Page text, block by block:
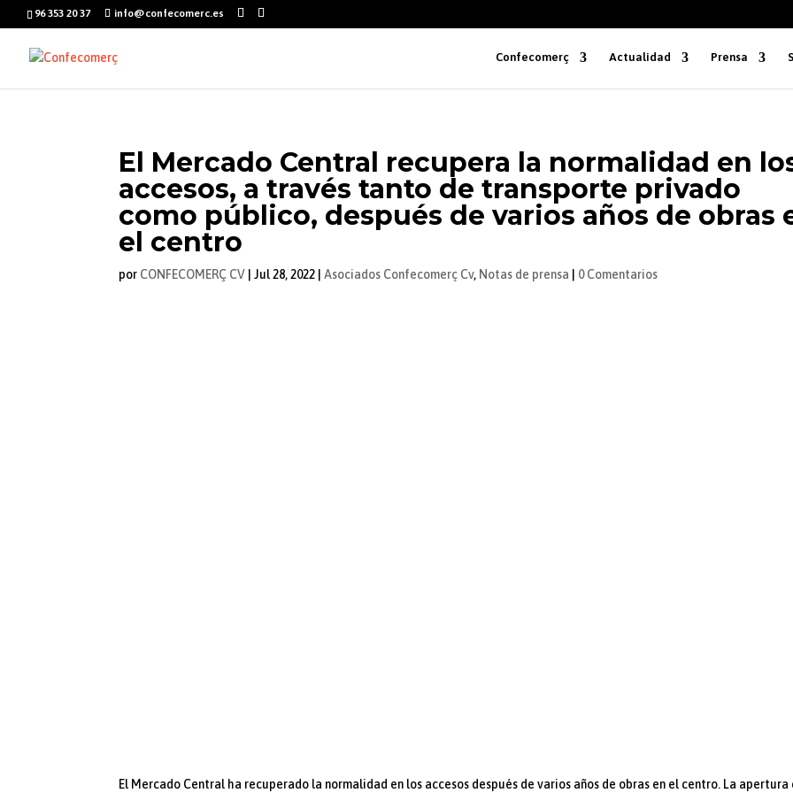
96 353 20 37 info@confecomerc.es
Confecomerç Actualidad Prensa
El Mercado Central recupera la normalidad en
accesos, a través tanto de transporte privado
como público, después de varios años de obras
el centro
por CONFECOMERÇ CV |Jul 28, 2022 |Asociados Confecomerç Cv, Notas de prensa 0 Comentarios
El Mercado Central ha recuperado la normalidad en los accesos después de varios años de obras en el centro. La apertura